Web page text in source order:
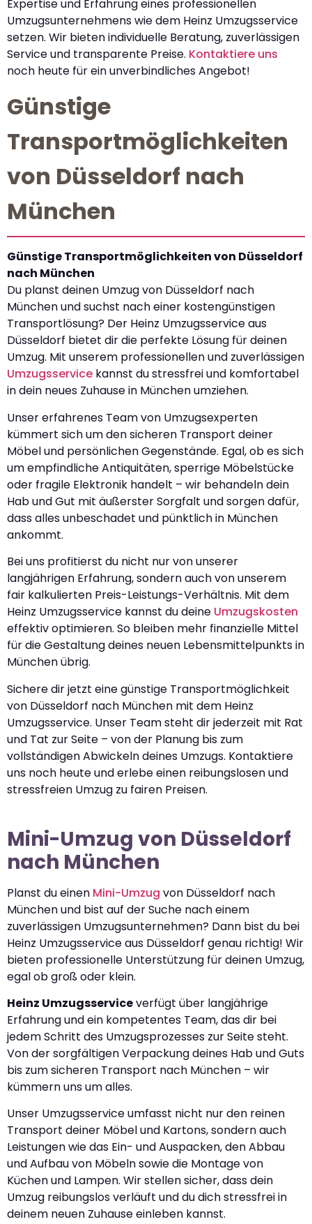
Expertise und Erfahrung eines professionellen
Umzugsunternehmens wie dem Heinz Umzugsservice
setzen. Wir bieten individuelle Beratung, zuverlässigen
Service und transparente Preise. Kontaktiere uns
noch heute für ein unverbindliches Angebot!
Günstige
Transportmöglichkeiten
von Düsseldorf nach
München
Günstige Transportmöglichkeiten von Düsseldorf
nach München
Du planst deinen Umzug von Düsseldorf nach
München und suchst nach einer kostengünstigen
Transportlösung? Der Heinz Umzugsservice aus
Düsseldorf bietet dir die perfekte Lösung für deinen
Umzug. Mit unserem professionellen und zuverlässigen
Umzugsservice kannst du stressfrei und komfortabel
in dein neues Zuhause in München umziehen.
Unser erfahrenes Team von Umzugsexperten
kümmert sich um den sicheren Transport deiner
Möbel und persönlichen Gegenstände. Egal, ob es sich
um empfindliche Antiquitäten, sperrige Möbelstücke
oder fragile Elektronik handelt – wir behandeln dein
Hab und Gut mit äußerster Sorgfalt und sorgen dafür,
dass alles unbeschadet und pünktlich in München
ankommt.
Bei uns profitierst du nicht nur von unserer
langjährigen Erfahrung, sondern auch von unserem
fair kalkulierten Preis-Leistungs-Verhältnis. Mit dem
Heinz Umzugsservice kannst du deine Umzugskosten
effektiv optimieren. So bleiben mehr finanzielle Mittel
für die Gestaltung deines neuen Lebensmittelpunkts in
München übrig.
Sichere dir jetzt eine günstige Transportmöglichkeit
von Düsseldorf nach München mit dem Heinz
Umzugsservice. Unser Team steht dir jederzeit mit Rat
und Tat zur Seite – von der Planung bis zum
vollständigen Abwickeln deines Umzugs. Kontaktiere
uns noch heute und erlebe einen reibungslosen und
stressfreien Umzug zu fairen Preisen.
Mini-Umzug von Düsseldorf
nach München
Planst du einen Mini-Umzug von Düsseldorf nach
München und bist auf der Suche nach einem
zuverlässigen Umzugsunternehmen? Dann bist du bei
Heinz Umzugsservice aus Düsseldorf genau richtig! Wir
bieten professionelle Unterstützung für deinen Umzug,
egal ob groß oder klein.
Heinz Umzugsserviceverfügt über langjährige
Erfahrung und ein kompetentes Team, das dir bei
jedem Schritt des Umzugsprozesses zur Seite steht.
Von der sorgfältigen Verpackung deines Hab und Guts
bis zum sicheren Transport nach München – wir
kümmern uns um alles.
Unser Umzugsservice umfasst nicht nur den reinen
Transport deiner Möbel und Kartons, sondern auch
Leistungen wie das Ein- und Auspacken, den Abbau
und Aufbau von Möbeln sowie die Montage von
Küchen und Lampen. Wir stellen sicher, dass dein
Umzug reibungslos verläuft und du dich stressfrei in
deinem neuen Zuhause einleben kannst.